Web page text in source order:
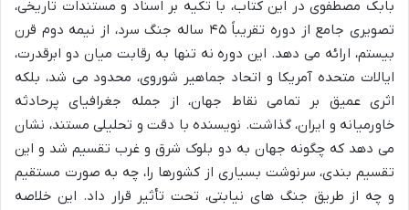
بابک مصطفوی در این کتاب، با تکیه بر اسناد و مستندات تاریخی،
تصویری جامع از دوره تقریباً ۴۵ ساله جنگ سرد، از نیمه دوم قرن
بیستم، ارائه می دهد. این دوره نه تنها به رقابت میان دو ابرقدرت،
ایالات متحده آمریکا و اتحاد جماهیر شوروی، محدود می شد، بلکه
اثری عمیق بر تمامی نقاط جهان، از جمله جغرافیای پرحادثه
خاورمیانه و ایران، گذاشت. نویسنده با دقت و تحلیلی مستند، نشان
می دهد که چگونه جهان به دو بلوک شرق و غرب تقسیم شد و این
تقسیم بندی، سرنوشت بسیاری از کشورها را، چه به صورت مستقیم
و چه از طریق جنگ های نیابتی، تحت تأثیر قرار داد. این خلاصه